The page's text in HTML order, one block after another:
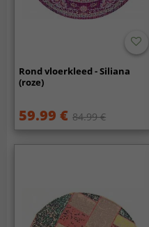
Rond vloerkleed - Siliana
(roze)
59.99 € 84.99 €